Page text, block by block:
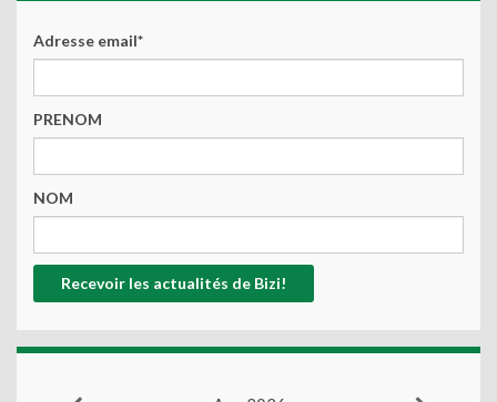
Adresse email*
PRENOM
NOM